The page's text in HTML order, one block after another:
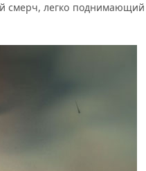
смерч, легко поднимающий